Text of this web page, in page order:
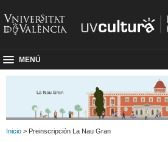
MENÚ
Inicio > Preinscripción La Nau Gran